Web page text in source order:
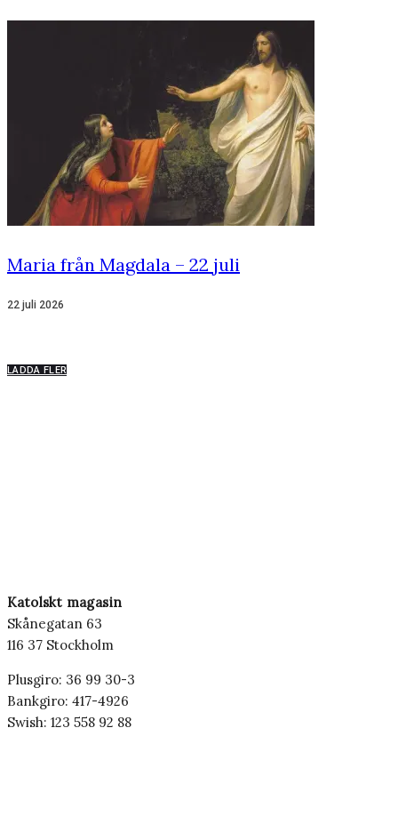
Maria från Magdala – 22 juli
22 juli 2026
LADDA FLER
Katolskt magasin
Skånegatan 63
116 37 Stockholm
Plusgiro: 36 99 30-3
Bankgiro: 417-4926
Swish: 123 558 92 88